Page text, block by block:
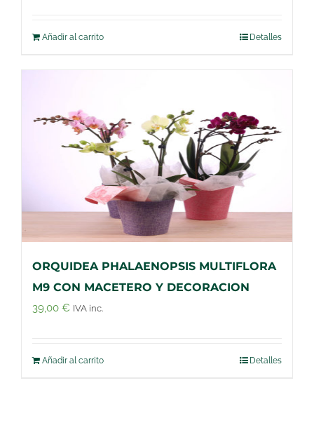
Añadir al carrito Detalles
ORQUIDEA PHALAENOPSIS MULTIFLORA
M9 CON MACETERO Y DECORACION
39,00 € IVA inc.
Añadir al carrito Detalles